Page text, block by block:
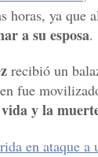
horas, ya que
a su esposa.
recibió un
fue
y la
en ataque a